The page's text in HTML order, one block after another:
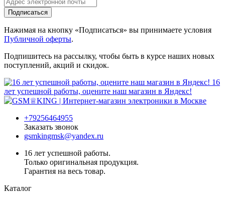
Подписаться
Нажимая на кнопку «Подписаться» вы принимаете условия
Публичной оферты.
Подпишитесь на рассылку, чтобы быть в курсе наших новых
поступлений, акций и скидок.
16
лет успешной работы, оцените наш магазин в Яндекс!
+79256464955
Заказать звонок
gsmkingmsk@yandex.ru
16 лет успешной работы.
Только оригинальная продукция.
Гарантия на весь товар.
Каталог